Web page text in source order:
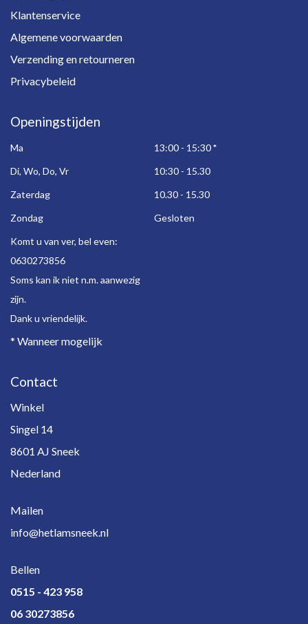
Klantenservice
Algemene voorwaarden
Verzending en retourneren
Privacybeleid
Openingstijden
Ma 13:00 - 15:30*
Di, Wo, Do, Vr
10:30 - 15.30
Zaterdag
10.30 - 15.30
Zondag
Gesloten
Komt u van ver, bel even:
0630273856
Soms kan ik niet n.m. aanwezig
zijn.
Dank u vriendelijk.
* Wanneer mogelijk
Contact
Winkel
Singel 14
8601 AJ Sneek
Nederland
Mailen
info@hetlamsneek.nl
Bellen
0515 - 423 958
06 30273856